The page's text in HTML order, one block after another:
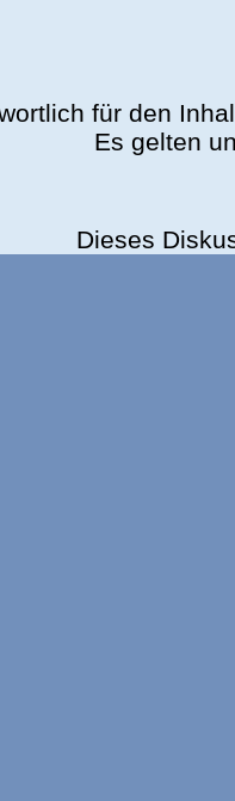
für den
Es gelten
Dieses